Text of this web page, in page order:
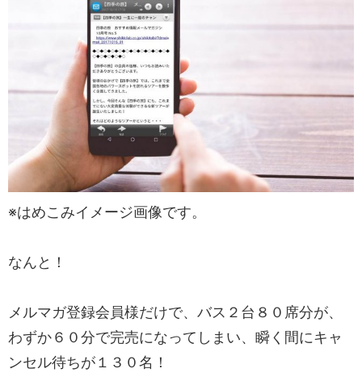
※はめこみイメージ画像です。
なんと！
メルマガ登録会員様だけで、バス２台８０席分が、
わずか６０分で完売になってしまい、瞬く間にキャ
ンセル待ちが１３０名！